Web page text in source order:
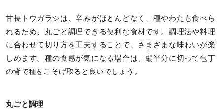
甘長トウガラシは、辛みがほとんどなく、種やわたも食べら
れるため、丸ごと調理できる便利な食材です。調理法や料理
に合わせて切り方を工夫することで、さまざまな味わいが楽
しめます。種の食感が気になる場合は、縦半分に切って包丁
の背で種をこそげ取ると良いでしょう。
丸ごと調理